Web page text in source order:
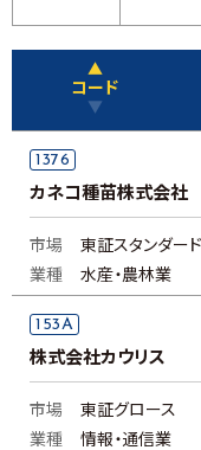
▲
コード
▼
1376
カネコ種苗株式会社
市場
東証スタンダード
業種
水産・農林業
153A
株式会社カウリス
市場
東証グロース
業種
情報・通信業